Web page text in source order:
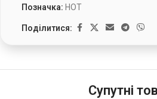
Позначка: HOT
Поділитися:
Супутні